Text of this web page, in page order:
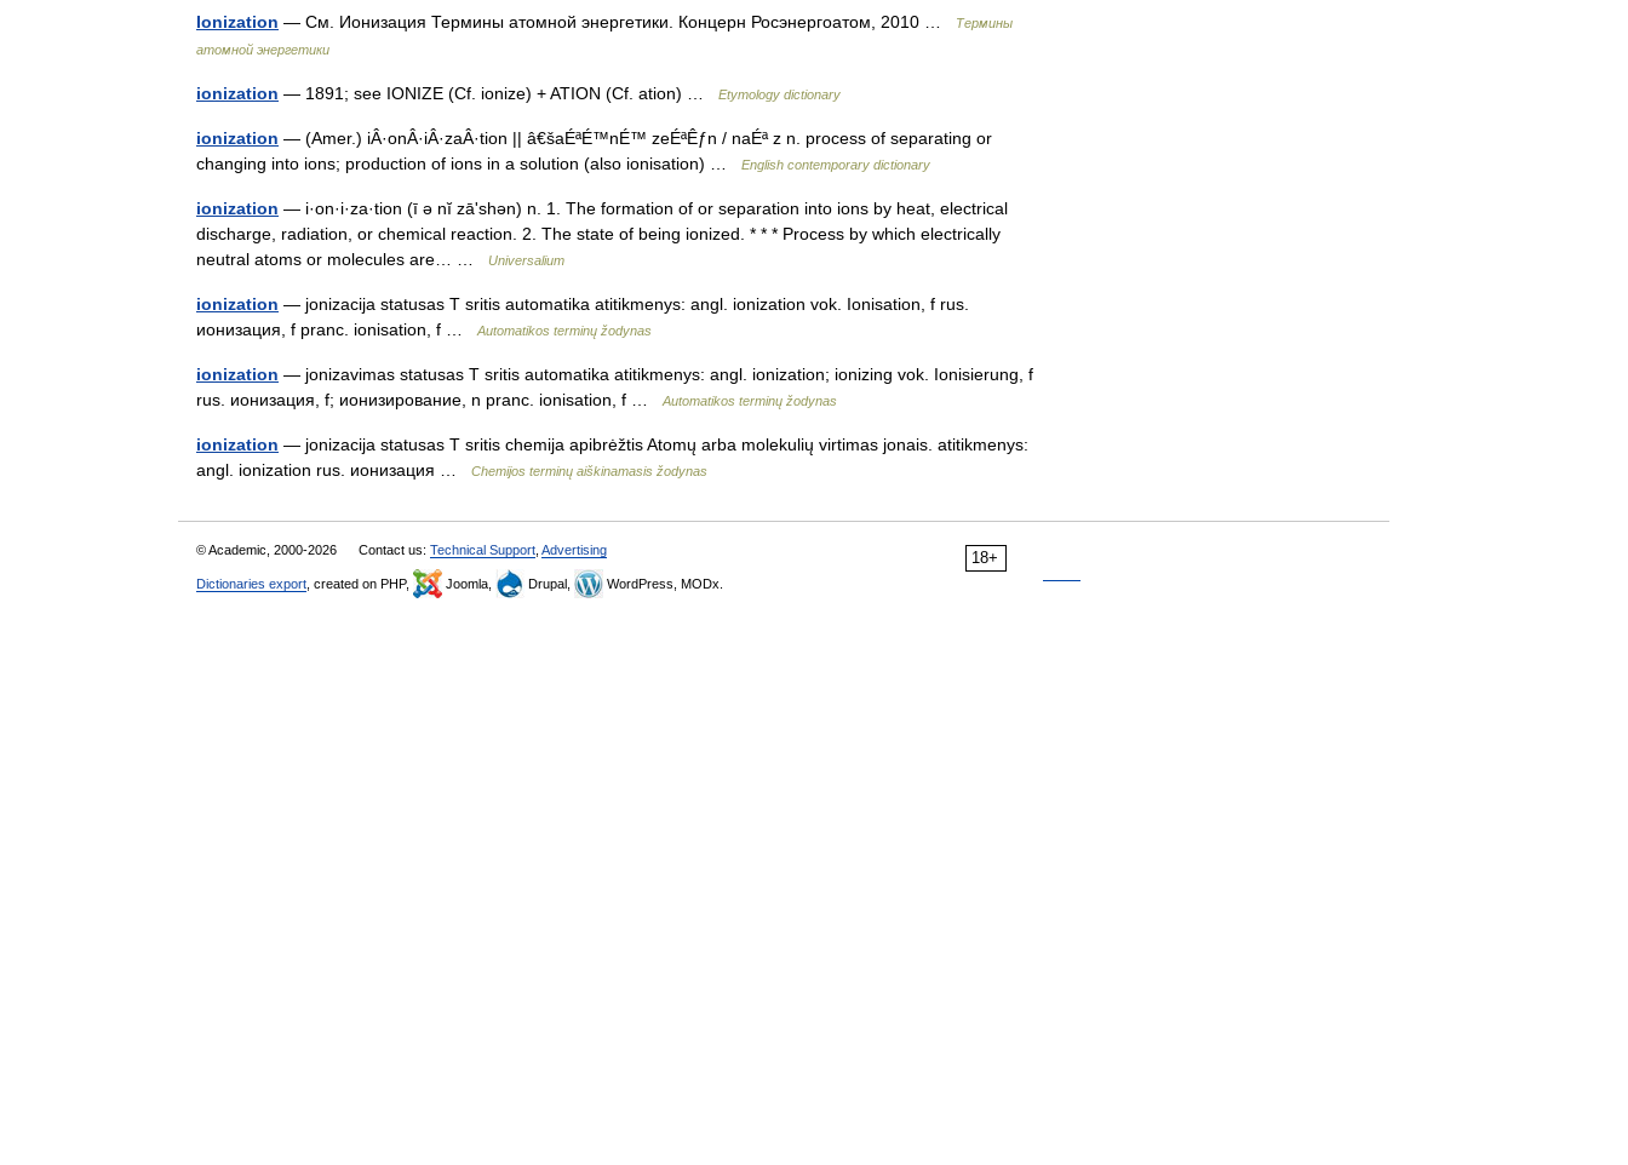
Ionization — См. Ионизация Термины атомной энергетики. Концерн Росэнергоатом, 2010 …
Термины
атомной энергетики
ionization — 1891; see IONIZE (Cf. ionize) + ATION (Cf. ation) … Etymology dictionary
ionization — (Amer.) iÂ·onÂ·iÂ·zaÂ·tion || â€šaÉªÉ™nÉ™ zeÉªÊƒn / naÉª z n. process of separating or
changing into ions; production of ions in a solution (also ionisation) …
English contemporary dictionary
ionization — i·on·i·za·tion (ī ə nĭ zāʹshən) n. 1. The formation of or separation into ions by heat, electrical
discharge, radiation, or chemical reaction. 2. The state of being ionized. * * * Process by which electrically
neutral atoms or molecules are… …
Universalium
ionization — jonizacija statusas T sritis automatika atitikmenys: angl. ionization vok. Ionisation, f rus.
ионизация, f pranc. ionisation, f …
Automatikos terminų žodynas
ionization — jonizavimas statusas T sritis automatika atitikmenys: angl. ionization; ionizing vok. Ionisierung, f
rus. ионизация, f; ионизирование, n pranc. ionisation, f …
Automatikos terminų žodynas
ionization — jonizacija statusas T sritis chemija apibrėžtis Atomų arba molekulių virtimas jonais. atitikmenys:
angl. ionization rus. ионизация …
Chemijos terminų aiškinamasis žodynas
18+
© Academic, 2000-2026 Contact us: Technical Support Advertising
Dictionaries export , created on PHP, Joomla, Drupal, WordPress, MODx.